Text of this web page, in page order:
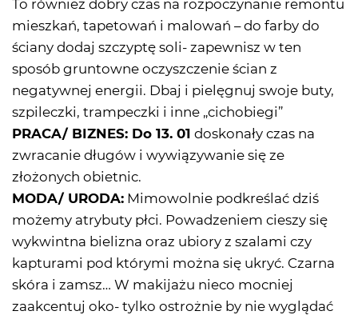
To również dobry czas na rozpoczynanie remontu
mieszkań, tapetowań i malowań – do farby do
ściany dodaj szczyptę soli- zapewnisz w ten
sposób gruntowne oczyszczenie ścian z
negatywnej energii. Dbaj i pielęgnuj swoje buty,
szpileczki, trampeczki i inne „cichobiegi”
PRACA/ BIZNES: Do 13. 01 doskonały czas na
zwracanie długów i wywiązywanie się ze
złożonych obietnic.
MODA/ URODA: Mimowolnie podkreślać dziś
możemy atrybuty płci. Powadzeniem cieszy się
wykwintna bielizna oraz ubiory z szalami czy
kapturami pod którymi można się ukryć. Czarna
skóra i zamsz… W makijażu nieco mocniej
zaakcentuj oko- tylko ostrożnie by nie wyglądać